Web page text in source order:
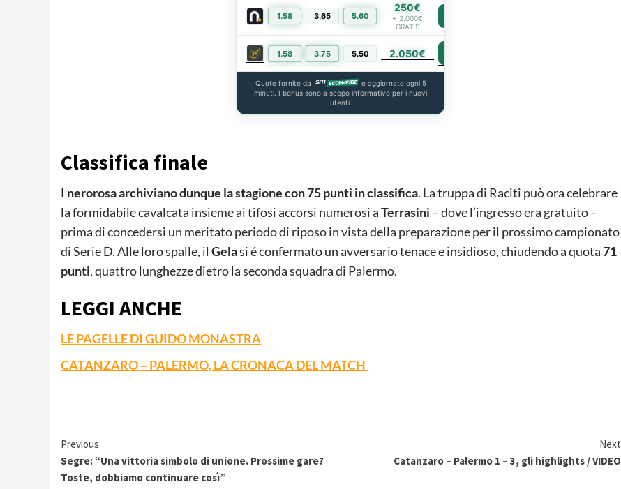
1.58 3.65 5.60
250€
+ 2.000€
GRATIS
1.58 3.75 5.50 2.050€
Quote fornite da
e aggiornate ogni 5
minuti. I bonus sono a scopo informativo per i nuovi
utenti.
Classifica finale
I nerorosa archiviano dunque la stagione con 75 punti in classifica. La truppa di Raciti può ora celebrare
la formidabile cavalcata insieme ai tifosi accorsi numerosi aTerrasini – dove l’ingresso era gratuito –
prima di concedersi un meritato periodo di riposo in vista della preparazione per il prossimo campionato
di Serie D. Alle loro spalle, il Gelasi é confermato un avversario tenace e insidioso, chiudendo a quota71
punti, quattro lunghezze dietro la seconda squadra di Palermo.
LEGGI ANCHE
LE PAGELLE DI GUIDO MONASTRA
CATANZARO – PALERMO, LA CRONACA DEL MATCH
Continue
Reading
Previous
Segre: “Una vittoria simbolo di unione. Prossime gare?
Toste, dobbiamo continuare così”
Next
Catanzaro – Palermo 1 – 3, gli highlights / VIDEO